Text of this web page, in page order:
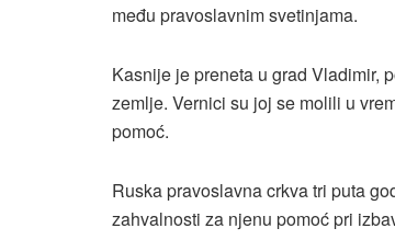
među pravoslavnim svetinjama.
Kasnije je preneta u grad Vladimir,
zemlje. Vernici su joj se molili u
pomoć.
Ruska pravoslavna crkva tri puta
zahvalnosti za njenu pomoć pri